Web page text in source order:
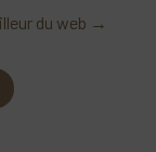
du web →